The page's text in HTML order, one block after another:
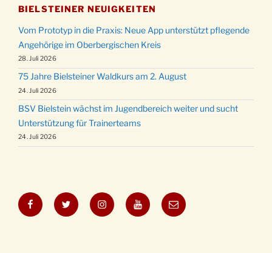
BIELSTEINER NEUIGKEITEN
Vom Prototyp in die Praxis: Neue App unterstützt pflegende
Angehörige im Oberbergischen Kreis
28. Juli 2026
75 Jahre Bielsteiner Waldkurs am 2. August
24. Juli 2026
BSV Bielstein wächst im Jugendbereich weiter und sucht
Unterstützung für Trainerteams
24. Juli 2026
FacebookTwitter InstagramYouTubeE-
Mail